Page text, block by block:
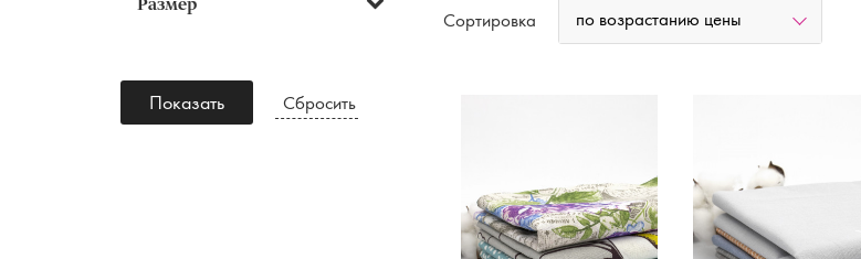
Рубашки, платья
Размер
Показать Сбросить
Сортировка по возрастанию цены